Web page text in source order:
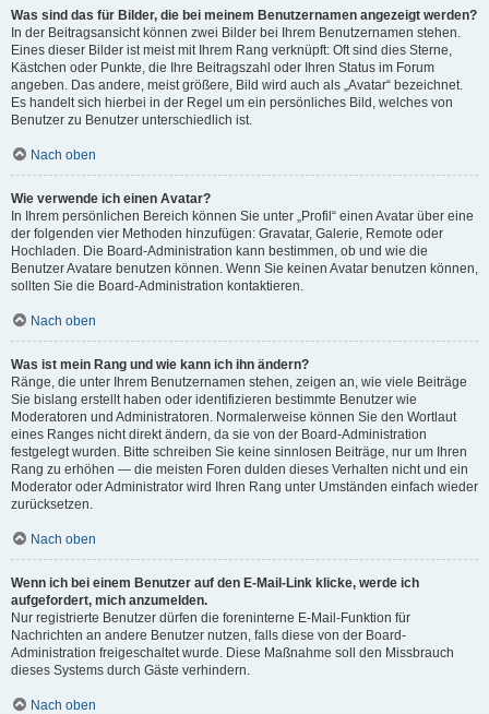
Was sind das für Bilder, die bei meinem Benutzernamen angezeigt werden?
In der Beitragsansicht können zwei Bilder bei Ihrem Benutzernamen stehen.
Eines dieser Bilder ist meist mit Ihrem Rang verknüpft: Oft sind dies Sterne,
Kästchen oder Punkte, die Ihre Beitragszahl oder Ihren Status im Forum
angeben. Das andere, meist größere, Bild wird auch als „Avatar“ bezeichnet.
Es handelt sich hierbei in der Regel um ein persönliches Bild, welches von
Benutzer zu Benutzer unterschiedlich ist.
Nach oben
Wie verwende ich einen Avatar?
In Ihrem persönlichen Bereich können Sie unter „Profil“ einen Avatar über eine
der folgenden vier Methoden hinzufügen: Gravatar, Galerie, Remote oder
Hochladen. Die Board-Administration kann bestimmen, ob und wie die
Benutzer Avatare benutzen können. Wenn Sie keinen Avatar benutzen können,
sollten Sie die Board-Administration kontaktieren.
Nach oben
Was ist mein Rang und wie kann ich ihn ändern?
Ränge, die unter Ihrem Benutzernamen stehen, zeigen an, wie viele Beiträge
Sie bislang erstellt haben oder identifizieren bestimmte Benutzer wie
Moderatoren und Administratoren. Normalerweise können Sie den Wortlaut
eines Ranges nicht direkt ändern, da sie von der Board-Administration
festgelegt wurden. Bitte schreiben Sie keine sinnlosen Beiträge, nur um Ihren
Rang zu erhöhen — die meisten Foren dulden dieses Verhalten nicht und ein
Moderator oder Administrator wird Ihren Rang unter Umständen einfach wieder
zurücksetzen.
Nach oben
Wenn ich bei einem Benutzer auf den E-Mail-Link klicke, werde ich
aufgefordert, mich anzumelden.
Nur registrierte Benutzer dürfen die foreninterne E-Mail-Funktion für
Nachrichten an andere Benutzer nutzen, falls diese von der Board-
Administration freigeschaltet wurde. Diese Maßnahme soll den Missbrauch
dieses Systems durch Gäste verhindern.
Nach oben